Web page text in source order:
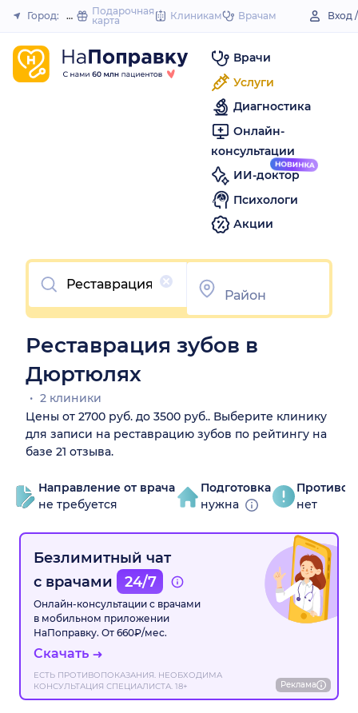
to
Закрыть
Город: ДюртюлиПодарочная
карта
Клиникам Врачам Вход
Врачи
Услуги
Диагностика
Онлайн-
консультации
ИИ-доктор
Психологи
Акции
Очистить
Реставрация зубов в
Дюртюлях
2 клиники
Цены от 2700 руб. до 3500 руб.. Выберите клинику
для записи на реставрацию зубов по рейтингу на
базе 21 отзыва.
Направление от врача
не требуется
Подготовка
нужна
нет
Безлимитный чат
с врачами
24/7
Онлайн-консультации с врачами
в мобильном приложении
НаПоправку. От 660₽/мес.
Скачать
ЕСТЬ ПРОТИВОПОКАЗАНИЯ. НЕОБХОДИМА
КОНСУЛЬТАЦИЯ СПЕЦИАЛИСТА. 18+
Реклама